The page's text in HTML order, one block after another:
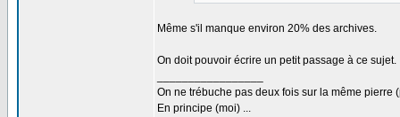
Même s'il manque environ 20% des archives.
On doit pouvoir écrire un petit passage à ce sujet.
On ne trébuche pas deux fois sur la même pierre
En principe (moi) ...